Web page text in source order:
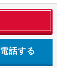
電話する